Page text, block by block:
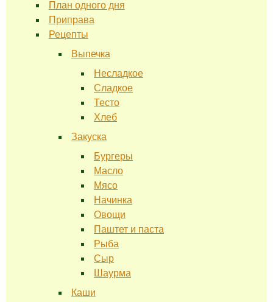
План одного дня
Приправа
Рецепты
Выпечка
Несладкое
Сладкое
Тесто
Хлеб
Закуска
Бургеры
Масло
Мясо
Начинка
Овощи
Паштет и паста
Рыба
Сыр
Шаурма
Каши